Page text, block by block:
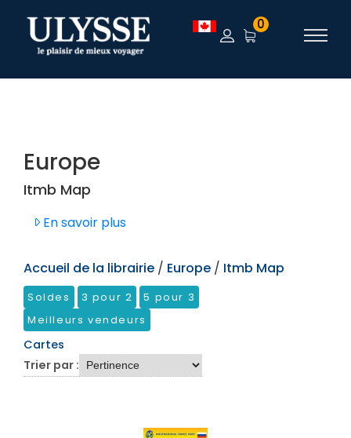
TEST 0
Europe
Itmb Map
En savoir plus
Accueil de la librairie / Europe / Itmb Map
Soldes 3 pour 2
5 pour 3
Meilleurs vendeurs
Cartes
Trier par :